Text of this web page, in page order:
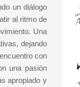
un diálogo
al ritmo de
Una
dejando
con
una pasión
apropiado y